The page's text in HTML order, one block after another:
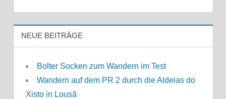
NEUE BEITRÄGE
Bolter Socken zum Wandern im Test
Wandern auf dem PR 2 durch die Aldeias do
Xisto in Lousã